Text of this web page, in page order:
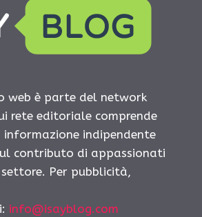
web è parte del network
rete editoriale comprende
indipendente
contributo di appassionati
Per pubblicità,
info@isayblog.com